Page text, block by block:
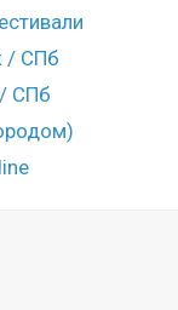
/ СПб
СПб